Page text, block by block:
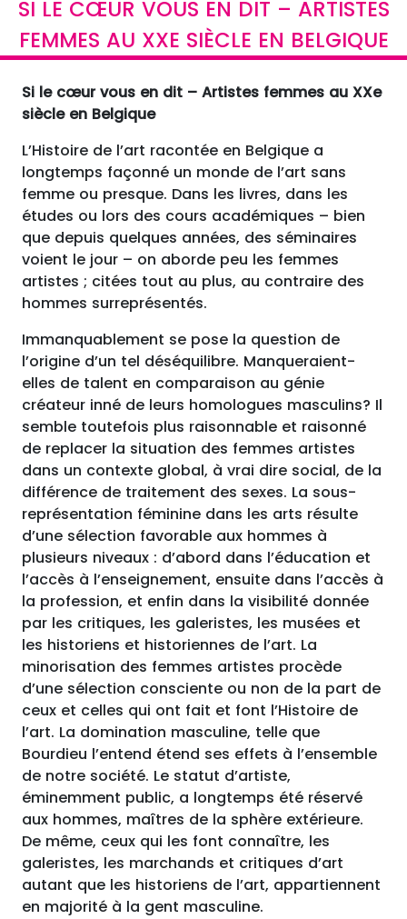
SI LE CŒUR VOUS EN DIT – ARTISTES
FEMMES AU XXE SIÈCLE EN BELGIQUE
Si le cœur vous en dit – Artistes femmes au XXe
siècle en Belgique
L’Histoire de l’art racontée en Belgique a
longtemps façonné un monde de l’art sans
femme ou presque. Dans les livres, dans les
études ou lors des cours académiques – bien
que depuis quelques années, des séminaires
voient le jour – on aborde peu les femmes
artistes ; citées tout au plus, au contraire des
hommes surreprésentés.
Immanquablement se pose la question de
l’origine d’un tel déséquilibre. Manqueraient-
elles de talent en comparaison au génie
créateur inné de leurs homologues masculins? Il
semble toutefois plus raisonnable et raisonné
de replacer la situation des femmes artistes
dans un contexte global, à vrai dire social, de la
différence de traitement des sexes. La sous-
représentation féminine dans les arts résulte
d’une sélection favorable aux hommes à
plusieurs niveaux : d’abord dans l’éducation et
l’accès à l’enseignement, ensuite dans l’accès à
la profession, et enfin dans la visibilité donnée
par les critiques, les galeristes, les musées et
les historiens et historiennes de l’art. La
minorisation des femmes artistes procède
d’une sélection consciente ou non de la part de
ceux et celles qui ont fait et font l’Histoire de
l’art. La domination masculine, telle que
Bourdieu l’entend étend ses effets à l’ensemble
de notre société. Le statut d’artiste,
éminemment public, a longtemps été réservé
aux hommes, maîtres de la sphère extérieure.
De même, ceux qui les font connaître, les
galeristes, les marchands et critiques d’art
autant que les historiens de l’art, appartiennent
en majorité à la gent masculine.